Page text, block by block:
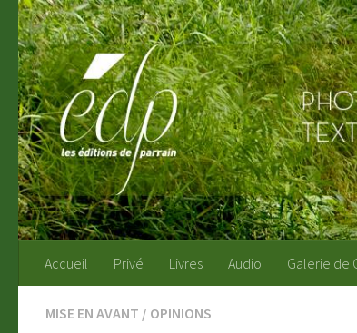
Au dessous du contenu
Accueil Privé Livres Audio Galerie de
MISE EN AVANT / OPINIONS